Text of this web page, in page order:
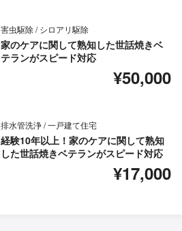
害虫駆除 / シロアリ駆除
家のケアに関して熟知した世話焼きベ
テランがスピード対応
¥50,000
排水管洗浄 / 一戸建て住宅
経験10年以上！家のケアに関して熟知
した世話焼きベテランがスピード対応
¥17,000